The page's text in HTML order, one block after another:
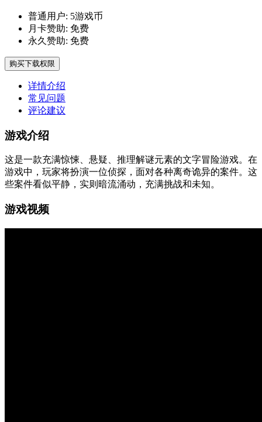
普通用户: 5游戏币
月卡赞助: 免费
永久赞助: 免费
购买下载权限
详情介绍
常见问题
评论建议
游戏介绍
这是一款充满惊悚、悬疑、推理解谜元素的文字冒险游戏。在
游戏中，玩家将扮演一位侦探，面对各种离奇诡异的案件。这
些案件看似平静，实则暗流涌动，充满挑战和未知。
游戏视频